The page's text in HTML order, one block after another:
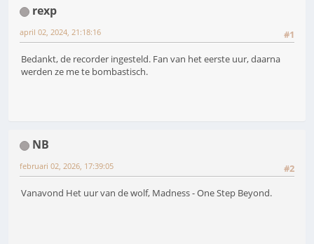
rexp
#1
april 02, 2024, 21:18:16
Bedankt, de recorder ingesteld. Fan van het eerste uur, daarna
werden ze me te bombastisch.
NB
#2
februari 02, 2026, 17:39:05
Vanavond Het uur van de wolf, Madness - One Step Beyond.